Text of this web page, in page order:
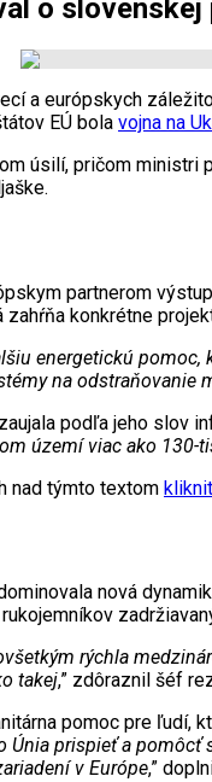
o
a európskych
EÚ bola vojna na
úsilí, pričom
partnerom
konkrétne
energetickú
na odstraňovanie
podľa jeho slov
území viac ako 130-
nad týmto textom
nová
rýchla
takej,” zdôraznil šéf
pomoc pre ľudí,
prispieť a
v Európe,”